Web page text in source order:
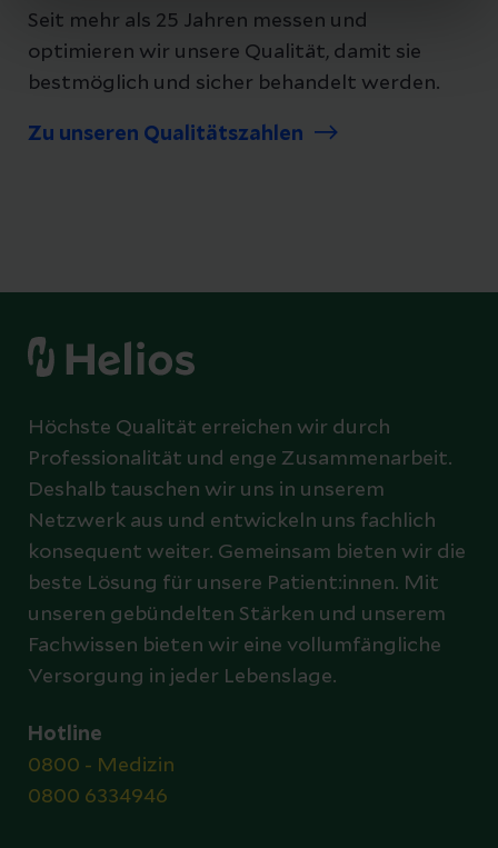
Seit mehr als 25 Jahren messen und
optimieren wir unsere Qualität, damit sie
bestmöglich und sicher behandelt werden.
Zu unseren Qualitätszahlen
Höchste Qualität erreichen wir durch
Professionalität und enge Zusammenarbeit.
Deshalb tauschen wir uns in unserem
Netzwerk aus und entwickeln uns fachlich
konsequent weiter. Gemeinsam bieten wir die
beste Lösung für unsere Patient:innen. Mit
unseren gebündelten Stärken und unserem
Fachwissen bieten wir eine vollumfängliche
Versorgung in jeder Lebenslage.
Hotline
0800 - Medizin
0800 6334946